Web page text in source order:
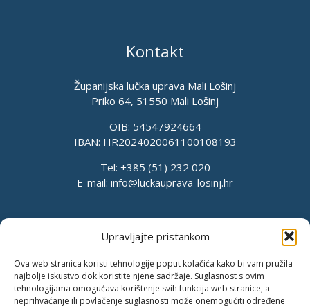
Upravljajte pristankom
Ova web stranica koristi tehnologije poput kolačića kako bi vam pružila
najbolje iskustvo dok koristite njene sadržaje. Suglasnost s ovim
tehnologijama omogućava korištenje svih funkcija web stranice, a
neprihvaćanje ili povlačenje suglasnosti može onemogućiti određene
Kontakt
Županijska lučka uprava Mali Lošinj
Priko 64, 51550 Mali Lošinj
OIB: 54547924664
IBAN: HR2024020061100108193
Tel: +385 (51) 232 020
E-mail: info@luckauprava-losinj.hr